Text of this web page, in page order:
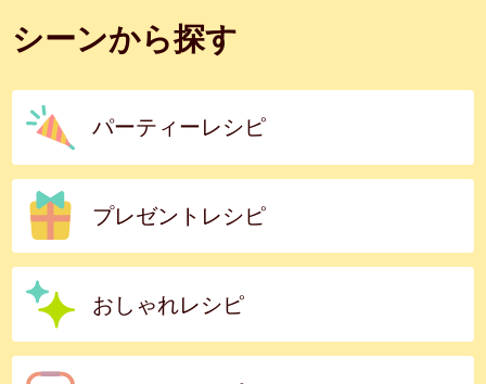
シーンから探す
パーティーレシピ
プレゼントレシピ
おしゃれレシピ